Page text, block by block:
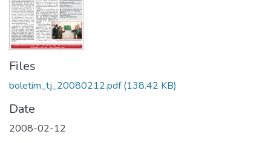
Files
boletim_tj_20080212.pdf(138.42 KB)
Date
2008-02-12